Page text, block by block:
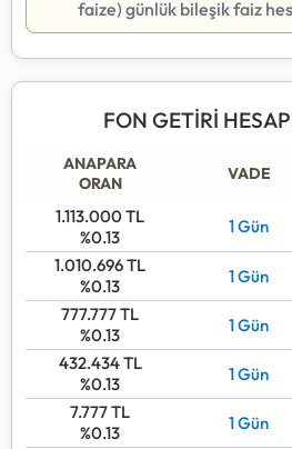
faize) günlük bileşik faiz
FON GETİRİ
ANAPARA
ORAN
VADE
1.113.000TL
%0.13
1 Gün
1.010.696TL
%0.13
1 Gün
777.777TL
%0.13
1 Gün
432.434TL
%0.13
1 Gün
7.777TL
%0.13
1 Gün